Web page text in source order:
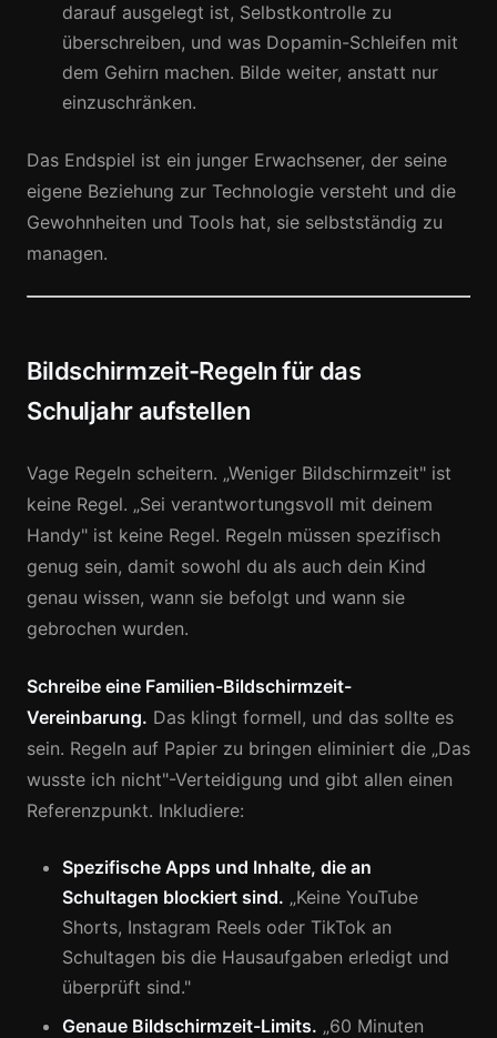
darauf ausgelegt ist, Selbstkontrolle zu
überschreiben, und was Dopamin-Schleifen mit
dem Gehirn machen. Bilde weiter, anstatt nur
einzuschränken.
Das Endspiel ist ein junger Erwachsener, der seine
eigene Beziehung zur Technologie versteht und die
Gewohnheiten und Tools hat, sie selbstständig zu
managen.
Bildschirmzeit-Regeln für das
Schuljahr aufstellen
Vage Regeln scheitern. „Weniger Bildschirmzeit" ist
keine Regel. „Sei verantwortungsvoll mit deinem
Handy" ist keine Regel. Regeln müssen spezifisch
genug sein, damit sowohl du als auch dein Kind
genau wissen, wann sie befolgt und wann sie
gebrochen wurden.
Schreibe eine Familien-Bildschirmzeit-
Vereinbarung. Das klingt formell, und das sollte es
sein. Regeln auf Papier zu bringen eliminiert die „Das
wusste ich nicht"-Verteidigung und gibt allen einen
Referenzpunkt. Inkludiere:
Spezifische Apps und Inhalte, die an
Schultagen blockiert sind. „Keine YouTube
Shorts, Instagram Reels oder TikTok an
Schultagen bis die Hausaufgaben erledigt und
überprüft sind."
Genaue Bildschirmzeit-Limits. „60 Minuten